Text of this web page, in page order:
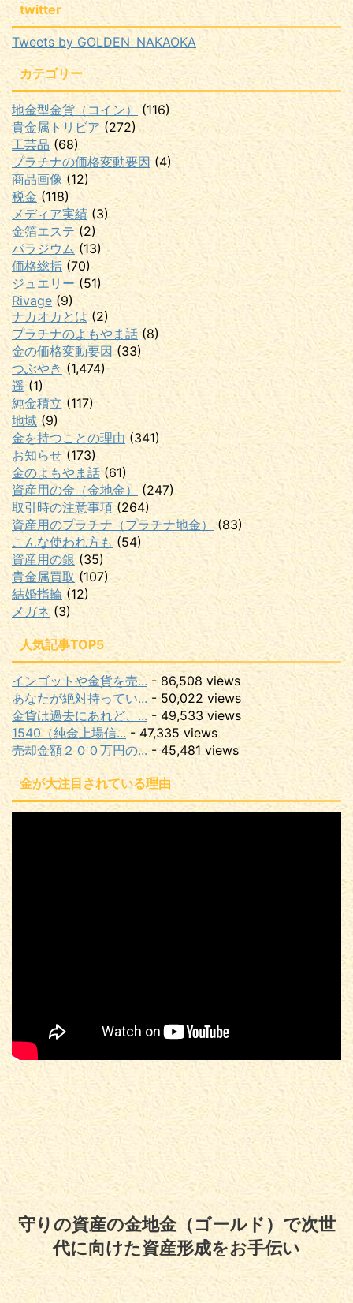
twitter
Tweets by GOLDEN_NAKAOKA
カテゴリー
地金型金貨（コイン）
(116)
貴金属トリビア (272)
工芸品 (68)
プラチナの価格変動要因 (4)
商品画像 (12)
税金 (118)
メディア実績(3)
金箔エステ (2)
パラジウム(13)
価格総括 (70)
ジュエリー(51)
Rivage (9)
ナカオカとは (2)
プラチナのよもやま話 (8)
金の価格変動要因(33)
つぶやき (1,474)
遥(1)
純金積立 (117)
地域 (9)
金を持つことの理由 (341)
お知らせ(173)
金のよもやま話(61)
資産用の金（金地金）
(247)
取引時の注意事項 (264)
資産用のプラチナ（プラチナ地金） (83)
こんな使われ方も (54)
資産用の銀 (35)
貴金属買取 (107)
結婚指輪 (12)
メガネ (3)
人気記事TOP5
インゴットや金貨を売... - 86,508 views
あなたが絶対持ってい... - 50,022 views
金貨は過去にあれど、... - 49,533 views
1540（純金上場信... - 47,335 views
売却金額２００万円の... - 45,481 views
金が大注目されている理由
守りの資産の金地金（ゴールド）で次世
代に向けた資産形成をお手伝い
Copyright© 守りの資産の金地金（ゴールド）で次世代に向けた資産形成をお